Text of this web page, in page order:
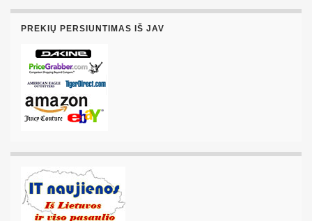
PREKIŲ PERSIUNTIMAS IŠ JAV